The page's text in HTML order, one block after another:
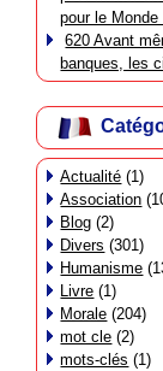
pour le Monde
620 Avant
banques, les
Actualité (1)
Association
Blog (2)
Divers (301)
Humanisme
Livre (1)
Morale (204)
mot cle (2)
mots-clés (1)